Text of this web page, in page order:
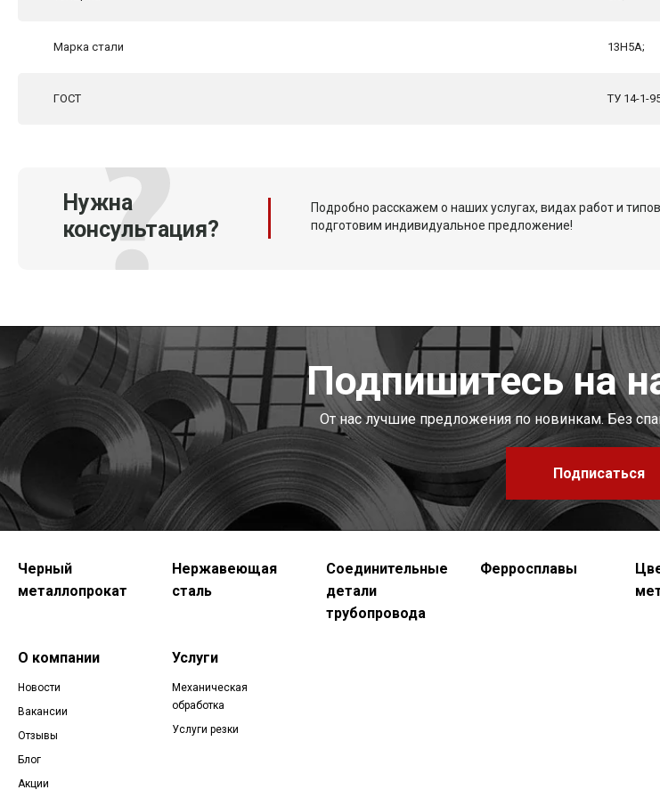
Марка стали 13Н5А;
ГОСТ ТУ 14-1-
Нужна
консультация?
Подробно расскажем о наших услугах, видах работ и
подготовим индивидуальное предложение!
Подпишитесь на
От нас лучшие предложения по новинкам. Без
Подписаться
Черный
металлопрокат
Нержавеющая
сталь
Соединительные
детали
трубопровода
Ферросплавы
О компании
Новости
Вакансии
Отзывы
Блог
Акции
Услуги
Механическая
обработка
Услуги резки